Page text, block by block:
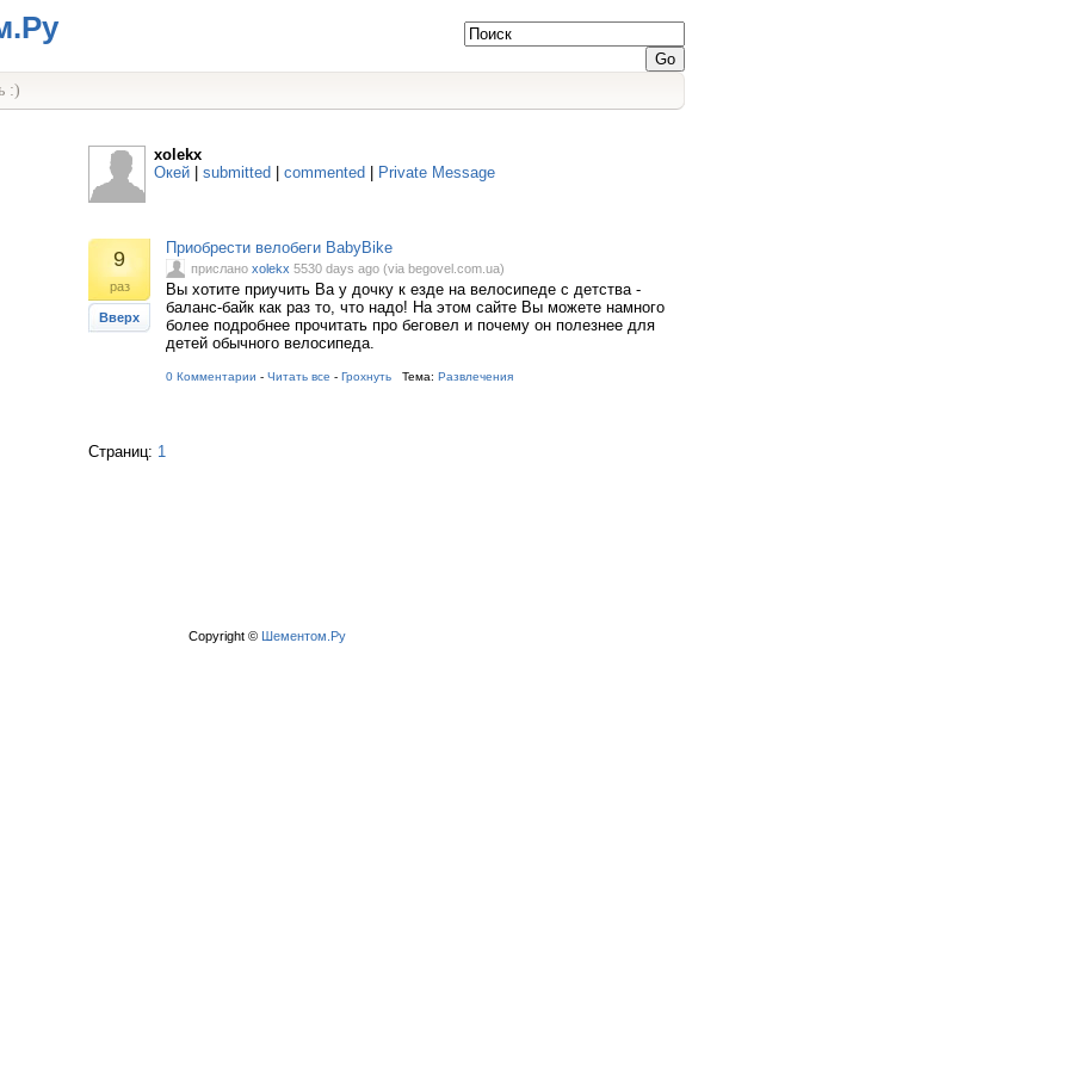
:)
xolekx
Окей
submitted commented Private Message
9
раз
Вверх
Приобрести велобеги BabyBike
прислано xolekx 5530 days ago (via begovel.com.ua)
Вы хотите приучить Ва у дочку к езде на велосипеде с детства -
баланс-байк как раз то, что надо! На этом сайте Вы можете намного
более подробнее прочитать про беговел и почему он полезнее для
детей обычного велосипеда.
0 Комментарии - Читать все - Грохнуть Тема: Развлечения
Страниц: 1
Copyright © Шементом.Ру